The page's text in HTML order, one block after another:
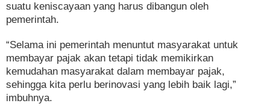
suatu keniscayaan yang harus dibangun oleh
pemerintah.
“Selama ini pemerintah menuntut masyarakat untuk
membayar pajak akan tetapi tidak memikirkan
kemudahan masyarakat dalam membayar pajak,
sehingga kita perlu berinovasi yang lebih baik lagi,”
imbuhnya.